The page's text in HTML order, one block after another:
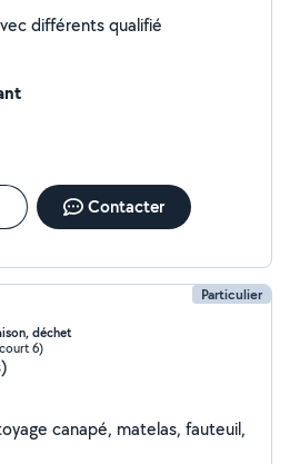
différents qualifié
Contacter
Particulier
déchet
6)
canapé, matelas, fauteuil,